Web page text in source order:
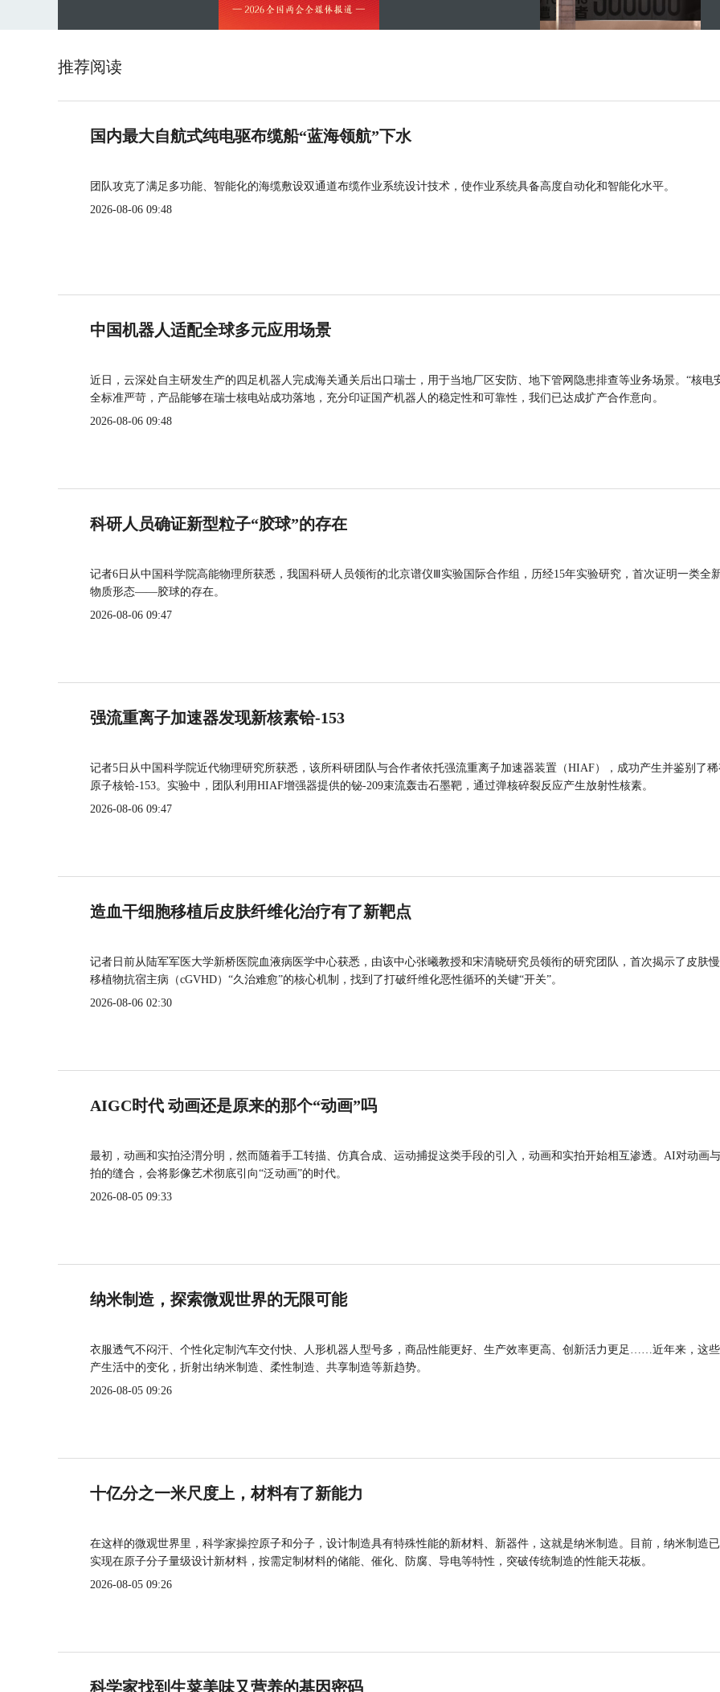
推荐阅读
国内最大自航式纯电驱布缆船“蓝海领航”下水
团队攻克了满足多功能、智能化的海缆敷设双通道布缆作业系统设计技术，使作业系统具备高度自动化和智能化水平。
2026-08-06 09:48
中国机器人适配全球多元应用场景
近日，云深处自主研发生产的四足机器人完成海关通关后出口瑞士，用于当地厂区安防、地下管网隐患排查等业务场景。“核电
全标准严苛，产品能够在瑞士核电站成功落地，充分印证国产机器人的稳定性和可靠性，我们已达成扩产合作意向。
2026-08-06 09:48
科研人员确证新型粒子“胶球”的存在
记者6日从中国科学院高能物理所获悉，我国科研人员领衔的北京谱仪Ⅲ实验国际合作组，历经15年实验研究，首次证明一类全
物质形态——胶球的存在。
2026-08-06 09:47
强流重离子加速器发现新核素铪-153
记者5日从中国科学院近代物理研究所获悉，该所科研团队与合作者依托强流重离子加速器装置（HIAF），成功产生并鉴别了
原子核铪-153。实验中，团队利用HIAF增强器提供的铋-209束流轰击石墨靶，通过弹核碎裂反应产生放射性核素。
2026-08-06 09:47
造血干细胞移植后皮肤纤维化治疗有了新靶点
记者日前从陆军军医大学新桥医院血液病医学中心获悉，由该中心张曦教授和宋清晓研究员领衔的研究团队，首次揭示了皮肤
移植物抗宿主病（cGVHD）“久治难愈”的核心机制，找到了打破纤维化恶性循环的关键“开关”。
2026-08-06 02:30
AIGC时代 动画还是原来的那个“动画”吗
最初，动画和实拍泾渭分明，然而随着手工转描、仿真合成、运动捕捉这类手段的引入，动画和实拍开始相互渗透。AI对动画
拍的缝合，会将影像艺术彻底引向“泛动画”的时代。
2026-08-05 09:33
纳米制造，探索微观世界的无限可能
衣服透气不闷汗、个性化定制汽车交付快、人形机器人型号多，商品性能更好、生产效率更高、创新活力更足……近年来，这
产生活中的变化，折射出纳米制造、柔性制造、共享制造等新趋势。
2026-08-05 09:26
十亿分之一米尺度上，材料有了新能力
在这样的微观世界里，科学家操控原子和分子，设计制造具有特殊性能的新材料、新器件，这就是纳米制造。目前，纳米制造
实现在原子分子量级设计新材料，按需定制材料的储能、催化、防腐、导电等特性，突破传统制造的性能天花板。
2026-08-05 09:26
科学家找到生菜美味又营养的基因密码